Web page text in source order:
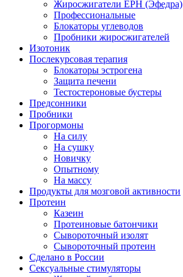
Жиросжигатели EPH (Эфедра)
Профессиональные
Блокаторы углеводов
Пробники жиросжигателей
Изотоник
Послекурсовая терапия
Блокаторы эстрогена
Защита печени
Тестостероновые бустеры
Предсонники
Пробники
Прогормоны
На силу
На сушку
Новичку
Опытному
На массу
Продукты для мозговой активности
Протеин
Казеин
Протеиновые батончики
Сывороточный изолят
Сывороточный протеин
Сделано в России
Сексуальные стимуляторы